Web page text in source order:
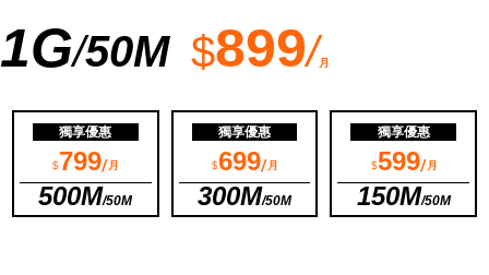
1G/50M $899/月
獨享優惠
$799/月
500M/50M
獨享優惠
$699/月
300M/50M
獨享優惠
$599/ 月
150M/50M